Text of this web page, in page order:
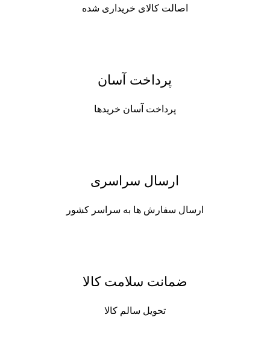
اصالت کالای خریداری شده
پرداخت آسان
پرداخت آسان خریدها
ارسال سراسری
ارسال سفارش ها به سراسر کشور
ضمانت سلامت کالا
تحویل سالم کالا